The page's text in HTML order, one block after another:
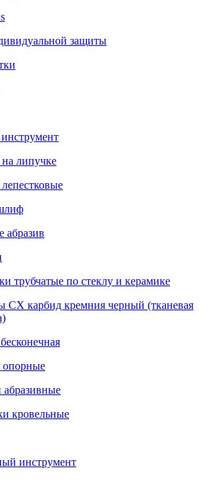
защиты
липучке
абразив
трубчатые по стеклу и керамике
CX карбид кремния черный (тканевая
опорные
кровельные
инструмент